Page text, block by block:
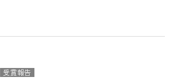
受賞報告